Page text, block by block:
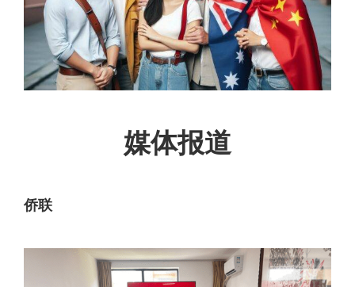
澳中交流
中国之声
媒体报道
侨联